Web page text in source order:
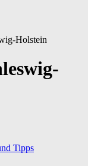
Holstein